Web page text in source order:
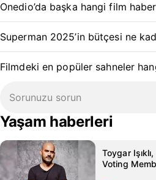
Onedio’da başka hangi film
Superman 2025’in bütçesi ne
Filmdeki en popüler sahneler
Yaşam haberleri
Toygar
Voting